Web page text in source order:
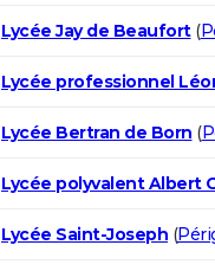
Lycée Jay de Beaufort(
Lycée professionnel
Lycée Bertran de Born (
Lycée polyvalent Albert
Lycée Saint-Joseph (